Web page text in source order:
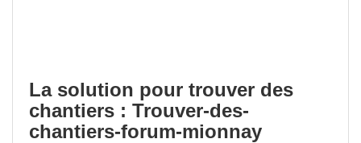
La solution pour trouver des
chantiers : Trouver-des-
chantiers-forum-mionnay